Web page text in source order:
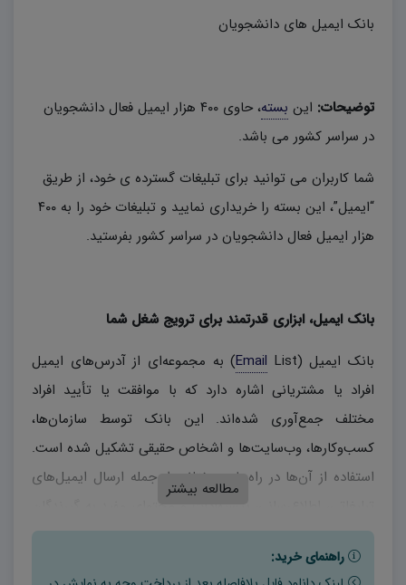
بانک ایمیل های دانشجویان
توضیحات: این بسته
، حاوی ۴۰۰ هزار ایمیل فعال دانشجویان
در سراسر کشور می باشد.
شما کاربران می توانید برای تبلیغات گسترده ی خود، از طریق
“ایمیل”، این بسته را خریداری نمایید و تبلیغات خود را به ۴۰۰
هزار ایمیل فعال دانشجویان در سراسر کشور بفرستید.
بانک ایمیل، ابزاری قدرتمند برای ترویج شغل شما
بانک ایمیل (
EmailList) به مجموعه‌ای از آدرس‌های ایمیل
افراد یا مشتریانی اشاره دارد که با موافقت یا تأیید افراد
مختلف جمع‌آوری شده‌اند. این بانک توسط سازمان‌ها،
کسب‌وکارها، وب‌سایت‌ها و اشخاص حقیقی تشکیل شده است.
استفاده از آن‌ها در راه‌های مختلفی از جمله ارسال ایمیل‌های
فواید استفاده از بانک ایمیل:
مطالعه بیشتر
راهنمای خرید: